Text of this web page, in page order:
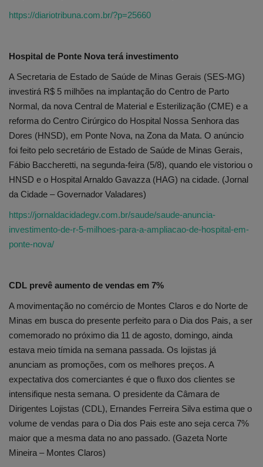
https://diariotribuna.com.br/?p=25660
Hospital de Ponte Nova terá investimento
A Secretaria de Estado de Saúde de Minas Gerais (SES-MG)
investirá R$ 5 milhões na implantação do Centro de Parto
Normal, da nova Central de Material e Esterilização (CME) e a
reforma do Centro Cirúrgico do Hospital Nossa Senhora das
Dores (HNSD), em Ponte Nova, na Zona da Mata. O anúncio
foi feito pelo secretário de Estado de Saúde de Minas Gerais,
Fábio Baccheretti, na segunda-feira (5/8), quando ele vistoriou o
HNSD e o Hospital Arnaldo Gavazza (HAG) na cidade. (Jornal
da Cidade – Governador Valadares)
https://jornaldacidadegv.com.br/saude/saude-anuncia-
investimento-de-r-5-milhoes-para-a-ampliacao-de-hospital-em-
ponte-nova/
CDL prevê aumento de vendas em 7%
A movimentação no comércio de Montes Claros e do Norte de
Minas em busca do presente perfeito para o Dia dos Pais, a ser
comemorado no próximo dia 11 de agosto, domingo, ainda
estava meio tímida na semana passada. Os lojistas já
anunciam as promoções, com os melhores preços. A
expectativa dos comerciantes é que o fluxo dos clientes se
intensifique nesta semana. O presidente da Câmara de
Dirigentes Lojistas (CDL), Ernandes Ferreira Silva estima que o
volume de vendas para o Dia dos Pais este ano seja cerca 7%
maior que a mesma data no ano passado. (Gazeta Norte
Mineira – Montes Claros)